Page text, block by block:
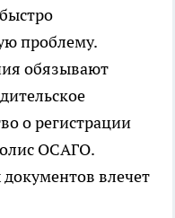
проблему.
обязывают
о регистрации
ОСАГО.
документов влечет